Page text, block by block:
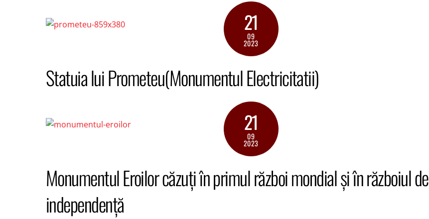
21
09
2023
Statuia lui Prometeu(Monumentul Electricitatii)
21
09
2023
Monumentul Eroilor căzuți în primul război mondial și în războiul de
independență